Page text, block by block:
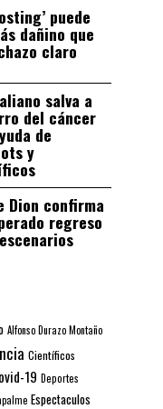
puede
dañino que
claro
salva a
del cáncer
de
y
Dion confirma
regreso
Alfonso Durazo Montaño
Científicos
19 Deportes
Espectaculos